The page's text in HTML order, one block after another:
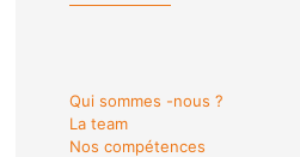
Qui sommes -nous ?
La team
Nos compétences